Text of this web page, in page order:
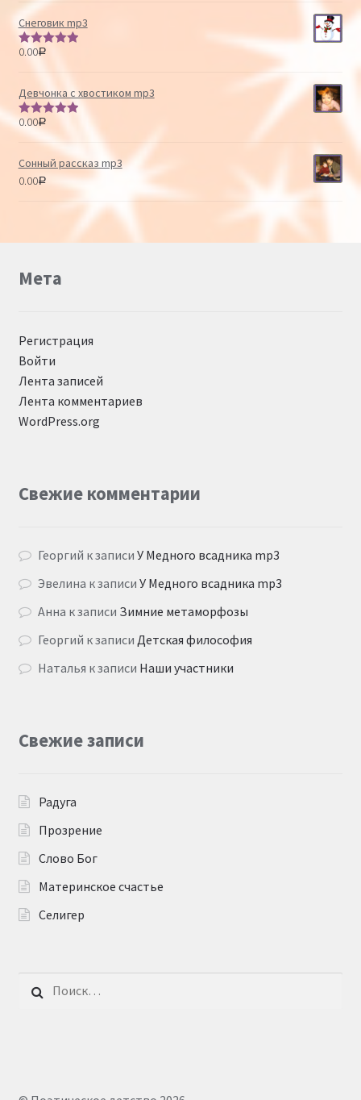
Снеговик mp3
Оценка
0.00Р
Девчонка с хвостиком mp3
Оценка
из 5
0.00Р
Сонный рассказ mp3
0.00Р
Мета
Регистрация
Войти
Лента записей
Лента комментариев
WordPress.org
Свежие комментарии
Георгий к записиУ Медного всадника mp3
Эвелина к записиУ Медного всадника mp3
Анна к записи Зимние метаморфозы
Георгий к записи Детская философия
Наталья к записи Наши участники
Свежие записи
Радуга
Прозрение
Слово Бог
Материнское счастье
Селигер
Найти: